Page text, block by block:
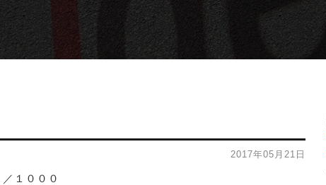
2017年05月21日
１０００